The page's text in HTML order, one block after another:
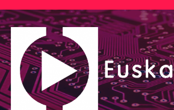
Saltar
al
contenido